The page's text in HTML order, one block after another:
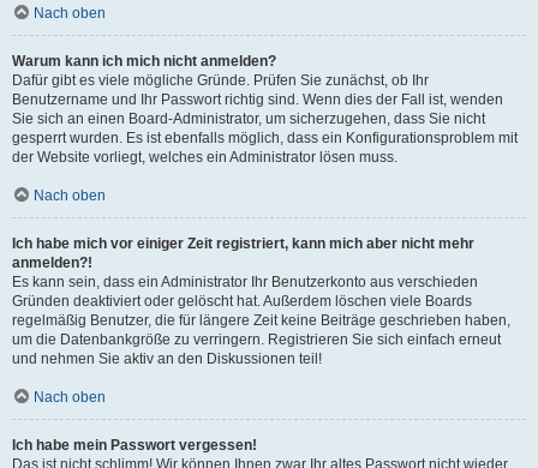
Nach oben
Warum kann ich mich nicht anmelden?
Dafür gibt es viele mögliche Gründe. Prüfen Sie zunächst, ob Ihr
Benutzername und Ihr Passwort richtig sind. Wenn dies der Fall ist, wenden
Sie sich an einen Board-Administrator, um sicherzugehen, dass Sie nicht
gesperrt wurden. Es ist ebenfalls möglich, dass ein Konfigurationsproblem mit
der Website vorliegt, welches ein Administrator lösen muss.
Nach oben
Ich habe mich vor einiger Zeit registriert, kann mich aber nicht mehr
anmelden?!
Es kann sein, dass ein Administrator Ihr Benutzerkonto aus verschieden
Gründen deaktiviert oder gelöscht hat. Außerdem löschen viele Boards
regelmäßig Benutzer, die für längere Zeit keine Beiträge geschrieben haben,
um die Datenbankgröße zu verringern. Registrieren Sie sich einfach erneut
und nehmen Sie aktiv an den Diskussionen teil!
Nach oben
Ich habe mein Passwort vergessen!
Das ist nicht schlimm! Wir können Ihnen zwar Ihr altes Passwort nicht wieder